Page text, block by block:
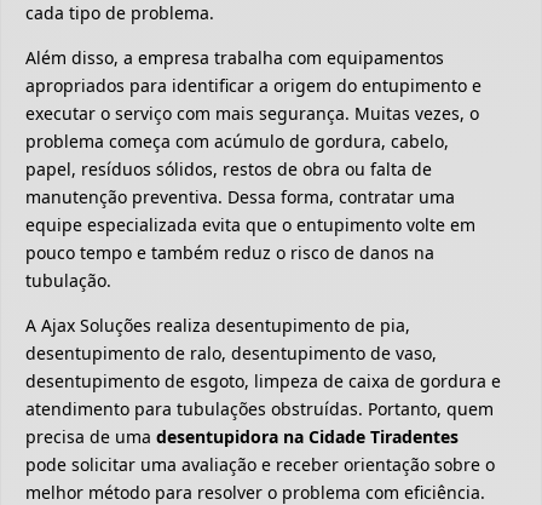
cada tipo de problema.
Além disso, a empresa trabalha com equipamentos
apropriados para identificar a origem do entupimento e
executar o serviço com mais segurança. Muitas vezes, o
problema começa com acúmulo de gordura, cabelo,
papel, resíduos sólidos, restos de obra ou falta de
manutenção preventiva. Dessa forma, contratar uma
equipe especializada evita que o entupimento volte em
pouco tempo e também reduz o risco de danos na
tubulação.
A Ajax Soluções realiza desentupimento de pia,
desentupimento de ralo, desentupimento de vaso,
desentupimento de esgoto, limpeza de caixa de gordura e
atendimento para tubulações obstruídas. Portanto, quem
precisa de uma desentupidora na Cidade Tiradentes
pode solicitar uma avaliação e receber orientação sobre o
melhor método para resolver o problema com eficiência.